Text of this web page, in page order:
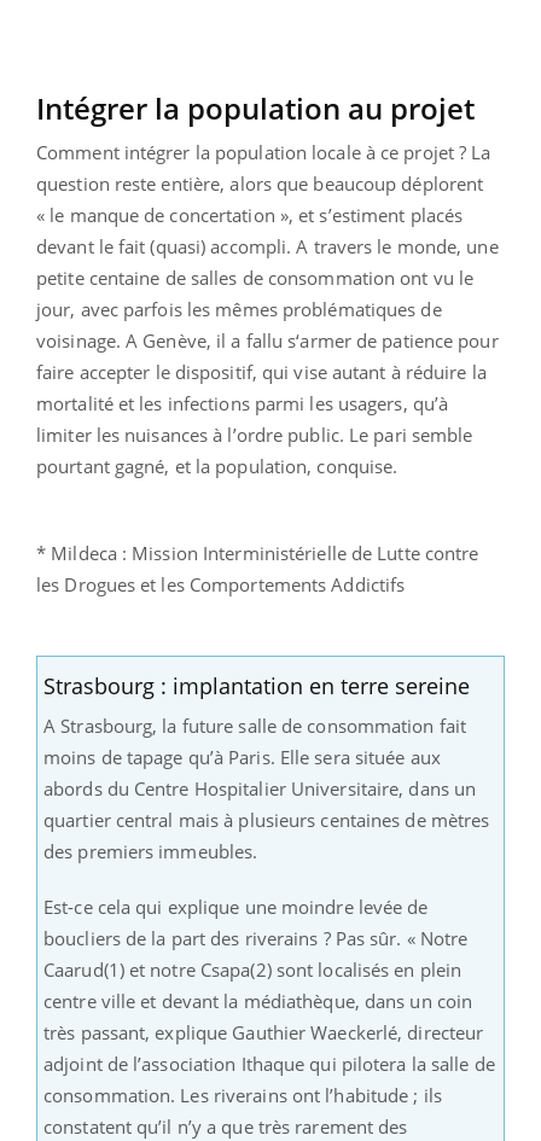
Intégrer la population au projet
Comment intégrer la population locale à ce projet ? La
question reste entière, alors que beaucoup déplorent
« le manque de concertation », et s’estiment placés
devant le fait (quasi) accompli. A travers le monde, une
petite centaine de salles de consommation ont vu le
jour, avec parfois les mêmes problématiques de
voisinage. A Genève, il a fallu s‘armer de patience pour
faire accepter le dispositif, qui vise autant à réduire la
mortalité et les infections parmi les usagers, qu’à
limiter les nuisances à l’ordre public. Le pari semble
pourtant gagné, et la population, conquise.
* Mildeca : Mission Interministérielle de Lutte contre
les Drogues et les Comportements Addictifs
Strasbourg : implantation en terre sereine
A Strasbourg, la future salle de consommation fait
moins de tapage qu’à Paris. Elle sera située aux
abords du Centre Hospitalier Universitaire, dans un
quartier central mais à plusieurs centaines de mètres
des premiers immeubles.
Est-ce cela qui explique une moindre levée de
boucliers de la part des riverains ? Pas sûr. « Notre
Caarud(1) et notre Csapa(2) sont localisés en plein
centre ville et devant la médiathèque, dans un coin
très passant, explique Gauthier Waeckerlé, directeur
adjoint de l’association Ithaque qui pilotera la salle de
consommation. Les riverains ont l’habitude ; ils
constatent qu’il n’y a que très rarement des